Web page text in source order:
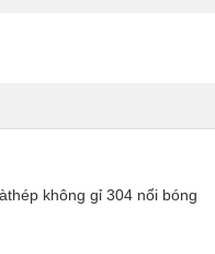
thép không gỉ 304 nổi bóng